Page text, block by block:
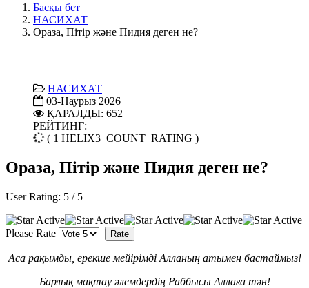
Басқы бет
НАСИХАТ
Ораза, Пітір және Пидия деген не?
НАСИХАТ
03-Наурыз 2026
ҚАРАЛДЫ: 652
РЕЙТИНГ:
( 1 HELIX3_COUNT_RATING )
Ораза, Пітір және Пидия деген не?
User Rating: 5 / 5
Please Rate
Аса рақымды, ерекше мейірімді Алланың атымен бастаймыз!
Барлық мақтау әлемдердің Раббысы Аллаға тән!